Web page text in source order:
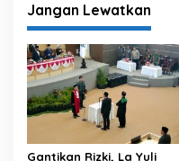
a
s
i
p
o
s
Jangan Lewatkan
Gantikan Rizki, La Yuli